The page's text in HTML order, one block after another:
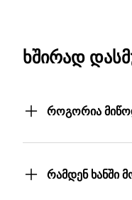
ᲮᲨᲘᲠᲐᲓ
როგორია
მითითებულ
თუ თქვენი
რამდენ ხანში